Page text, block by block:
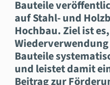
Bauteile
auf Stahl- und
Hochbau. Ziel ist
Bauteile
und leistet damit
Beitrag zur